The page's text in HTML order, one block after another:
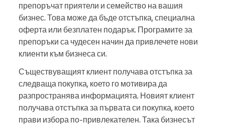
препоръчат приятели и семейство на вашия
бизнес. Това може да бъде отстъпка, специална
оферта или безплатен подарък. Програмите за
препоръки са чудесен начин да привлечете нови
клиенти към бизнеса си.
Съществуващият клиент получава отстъпка за
следваща покупка, което го мотивира да
разпространява информацията. Новият клиент
получава отстъпка за първата си покупка, което
прави избора по-привлекателен. Така бизнесът